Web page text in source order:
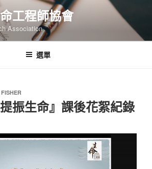
工程師協會
Association
選單
FISHER
提振生命』課後花絮紀錄